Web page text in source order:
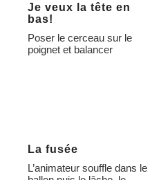
Je veux la tête en
bas!
Poser le cerceau sur le
poignet et balancer
La fusée
L’animateur souffle dans le